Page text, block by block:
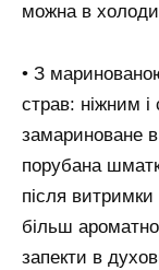
можна в
• З
страв: ніжним
замариноване в
порубана
після
більш
запекти в